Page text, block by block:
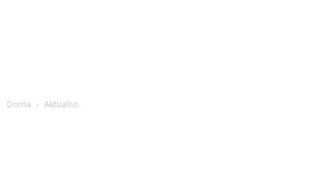
Doma Aktualno